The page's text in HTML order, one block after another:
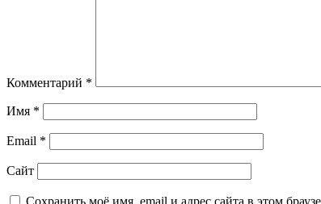
Комментарий *
Имя *
Email *
Сайт
Сохранить моё имя, email и адрес сайта в этом